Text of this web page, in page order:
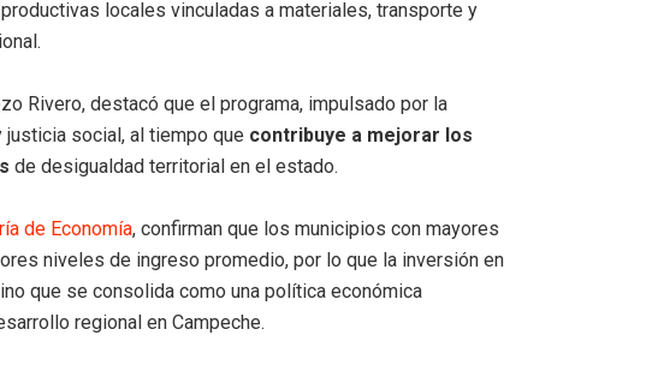
locales vinculadas a materiales, transporte y
Rivero, destacó que el programa, impulsado por la
social, al tiempo que contribuye a mejorar los
de desigualdad territorial en el estado.
de Economía, confirman que los municipios con mayores
niveles de ingreso promedio, por lo que la inversión en
que se consolida como una política económica
regional en Campeche.